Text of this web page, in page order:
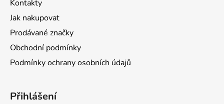
Kontakty
Jak nakupovat
Prodávané značky
Obchodní podmínky
Podmínky ochrany osobních údajů
Přihlášení